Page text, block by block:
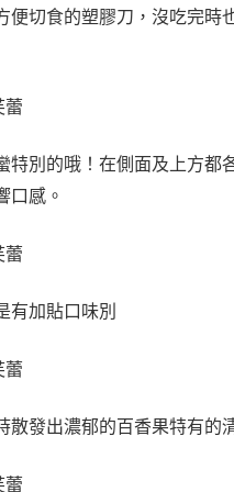
便切食的塑膠刀，沒吃完
特別的哦！ 在側面及上方都
口感。
有加貼口味別
發出濃郁的百香果特有的